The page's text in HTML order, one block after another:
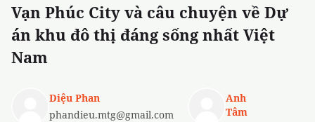
Vạn Phúc City và câu chuyện về Dự
án khu đô thị đáng sống nhất Việt
Nam
Diệu Phan
phandieu.mtg@gmail.com
Anh
Tâm